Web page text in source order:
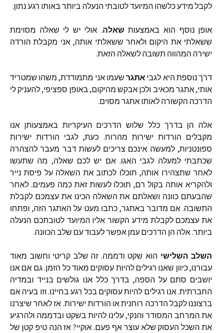
לקבל מידעכלשהו המיועדלטובתי הנעלה ביותר באותו רגע נתון.
אופן נוסף הוא באמצעות שאלה. אולי יש לי שאלה מסוימת
ששאלתי את היקום ולאחר ששאלתי אותה,אני מקבלת הורדה
ישירה המהווה תשובה לשאלה הזאת.
דרך נוספת היא לגבי אתגר שעמו אני מתמודדת, משהו שמטריד
אותי,אתגר מכאיב ולכן אבקש מהיקום, באופן ספציפי,להעניק לי
הדרכה הקשורה לאותו אתגר מסוים.
אלה הן בדרך כלל שלוש הדרכים העיקריות באמצעותן אנו
מקבלים הורדות ישירות מהרוח. כעת, לגבי הורדות ישירות
ספונטניות,למעשה אינכם צריכים לעשות דבר מעבר להצהרה
שכתבתי למעלה לגבי האגו.אם יש לכם שאלה, מה שתעשו
לאחר שתצהירו אותה, תוכלו לכתוב את השאלה על פיסת נייר
ולהקריא אותה בקול רם, תוכלו לעשות זאת כמה פעמים. לאחר
שהבעתם כוונה ושאלתם את השאלה הכינו את עצמכם לקבלת
התשובה. אם מדובר באתגר,כתבו מעט על האתגר הזה, ופתחו
את עצמכם לקבלת מידע הקשור אליו המיועד לטובתכם הנעלה
ביותר.אלה הן הדרכים עמן אפשרלעבודעם שלב הכוונה.
השלב השלישי הוא שקט ודממה. זה שלב קריטי וחשוב מאוד
עבורנו,כיוון שאנו רגילים להיות עסוקים מאודכל הזמן. גם אם אנו
יושבים סתם על הספה, בדרך כלל אנו גולשים בנייד ובמדיה
החברתית.אנו רגילים להיותעסוקים בכל רגע בחיינו. וזו בעיה אם
ברצוננו לקבל הדרכה רוחניתאו הורדות ישירות. אזלאחר שיצרנו
את המרחב המסודר והנקי,עלינו להיות בשקט ובדממה ולהרגיע
את השכל העסוק שלא עוצר אף פעם. אוקיי? אז הנה טיפ קטן של